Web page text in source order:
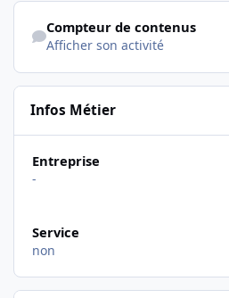
Afficher son activité
Compteur de contenus
Afficher son activité
Infos Métier
Entreprise
-
Service
non